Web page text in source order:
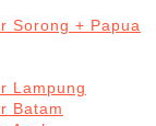
Sorong + Papua
Lampung
Batam